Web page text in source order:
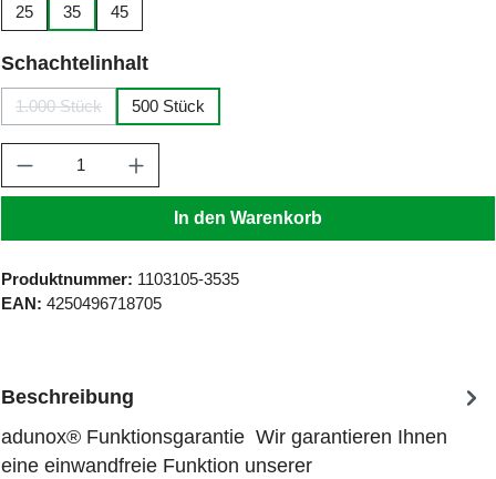
25 35 45
Schachtelinhaltauswählen
1.000 Stück 500 Stück
Produkt Anzahl: Gib den gewünschten Wert
In den Warenkorb
Produktnummer: 1103105-3535
EAN: 4250496718705
Beschreibung
adunox® Funktionsgarantie Wir garantieren Ihnen
eine einwandfreie Funktion unserer